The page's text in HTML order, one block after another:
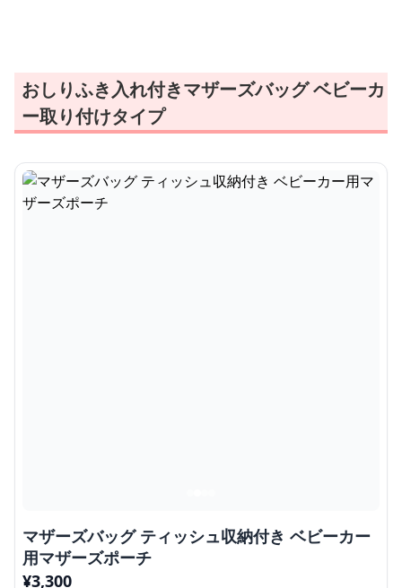
おしりふき入れ付きマザーズバッグ ベビーカ
ー取り付けタイプ
マザーズバッグ ティッシュ収納付き ベビーカー
用マザーズポーチ
¥3,300